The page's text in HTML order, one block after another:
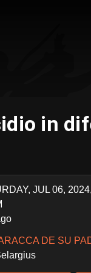
in
JUL 06,
DE SU